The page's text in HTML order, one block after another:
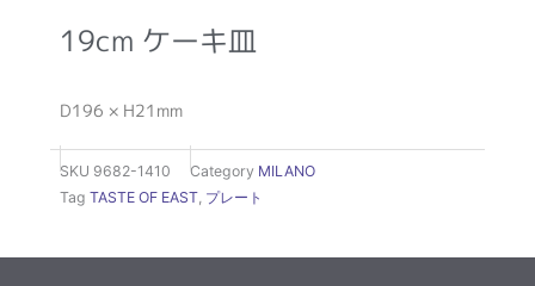
19cm ケーキ皿
D196 × H21mm
SKU 9682-1410 Category MILANO
Tag TASTE OF EAST プレート